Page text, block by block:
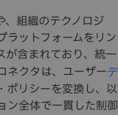
組織のテクノロジ
ラットフォームをリン
が含まれており、統一
ネクタは、ユーザーデ
ポリシーを変換し、以
ン全体で一貫した制御